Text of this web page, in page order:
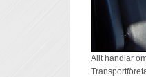
Allt handlar